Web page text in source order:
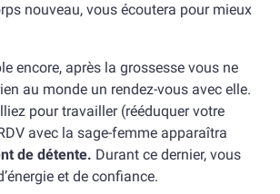
nouveau, vous écoutera pour mieux
encore, après la grossesse vous ne
au monde un rendez-vous avec elle.
pour travailler (rééduquer votre
avec la sage-femme apparaîtra
de détente. Durant ce dernier, vous
et de confiance.